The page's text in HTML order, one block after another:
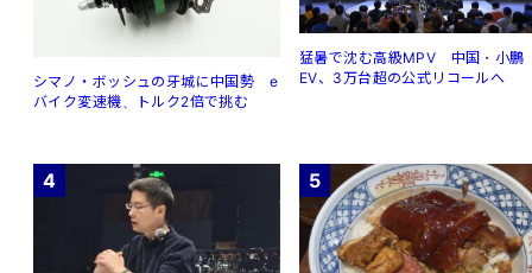
シマノ・ボッシュの牙城に中国勢 e
バイク変速機、トルク2倍で挑む
猛暑で沈む高級MPV 中国・小鵬
EV、3万台超の公式リコールへ
4 5